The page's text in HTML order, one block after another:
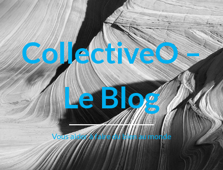
CollectiveO –
Le Blog
Vous aider à faire du bien au monde